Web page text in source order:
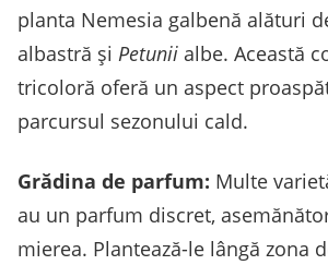
planta Nemesia galbenă alături
albastră și Petunii albe. Această
tricoloră oferă un aspect
parcursul sezonului cald.
Grădina de parfum: Multe
au un parfum discret,
mierea. Plantează-le lângă zona